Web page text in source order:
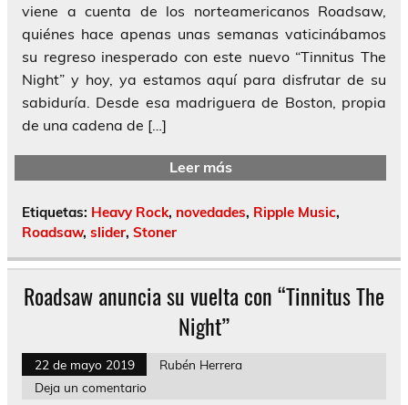
viene a cuenta de los norteamericanos Roadsaw,
quiénes hace apenas unas semanas vaticinábamos
su regreso inesperado con este nuevo “Tinnitus The
Night” y hoy, ya estamos aquí para disfrutar de su
sabiduría. Desde esa madriguera de Boston, propia
de una cadena de […]
Leer más
Etiquetas: Heavy Rock, novedades, Ripple Music,
Roadsaw, slider, Stoner
Roadsaw anuncia su vuelta con “Tinnitus The
Night”
22 de mayo 2019
Rubén Herrera
Deja un comentario